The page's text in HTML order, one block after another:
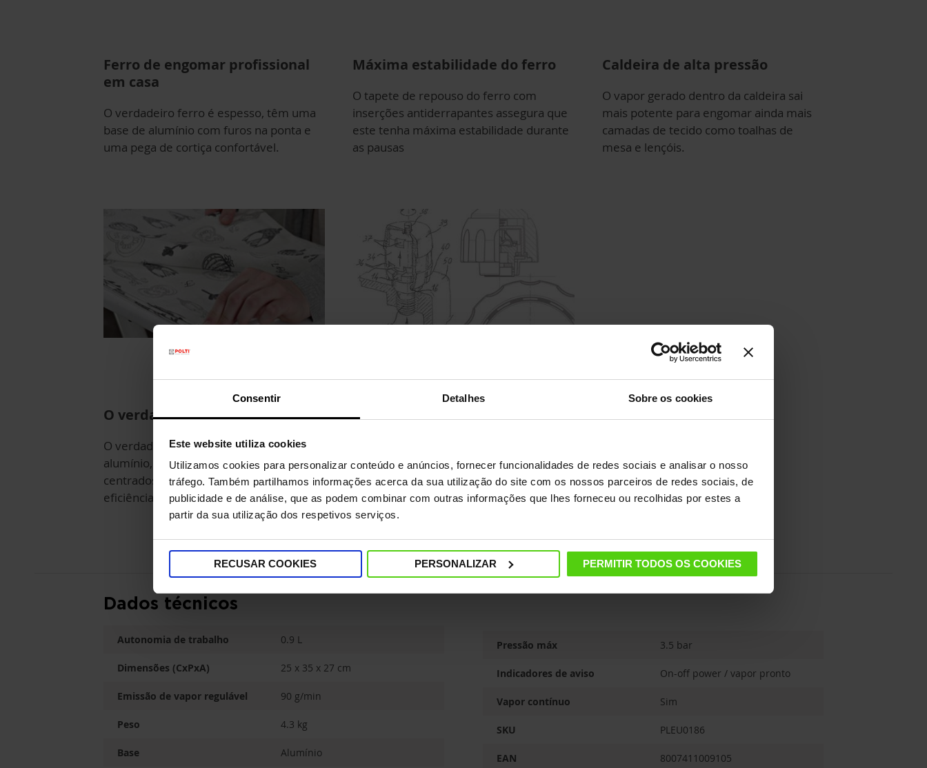
Consentir Detalhes Sobre os cookies
Este website utiliza cookies
Utilizamos cookies para personalizar conteúdo e anúncios, fornecer funcionalidades de redes sociais e analisar o nosso
tráfego. Também partilhamos informações acerca da sua utilização do site com os nossos parceiros de redes sociais, de
publicidade e de análise, que as podem combinar com outras informações que lhes forneceu ou recolhidas por estes a
partir da sua utilização dos respetivos serviços.
RECUSAR COOKIES PERSONALIZAR PERMITIR TODOS OS COOKIES
Ferro de engomar profissional
em casa
O verdadeiro ferro é espesso, têm uma
base de alumínio com furos na ponta e
uma pega de cortiça confortável.
Máxima estabilidade do ferro
O tapete de repouso do ferro com
inserções antiderrapantes assegura que
este tenha máxima estabilidade durante
as pausas
Caldeira de alta pressão
O vapor gerado dentro da caldeira sai
mais potente para engomar ainda mais
camadas de tecido como toalhas de
mesa e lençóis.
O verdadeiro ferro profissional
O verdadeiro ferro têm base de
alumínio, pega de cortiça e furos
centrados na ponta para máxima
eficiência.
Tecnologia ao serviço da
O tampão Vaporella não se desenrosca
mesmo se houver uma pressão residual
mínima no interior da caldeira.
Dados técnicos
Autonomia de trabalho 0.9 L
Dimensões (CxPxA) 25 x 35 x 27 cm
Emissão de vapor regulável 90 g/min
Peso 4.3 kg
Base Alumínio
Pressão máx 3.5 bar
Indicadores de aviso On-off power / vapor pronto
Vapor contínuo Sim
SKU PLEU0186
EAN 8007411009105